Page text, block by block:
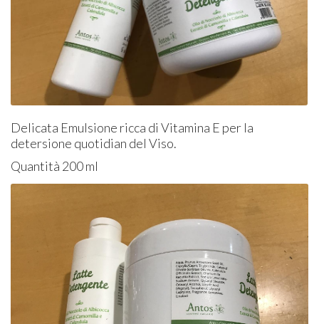
Delicata Emulsione ricca di Vitamina E per la
detersione quotidian del Viso.
Quantità 200 ml